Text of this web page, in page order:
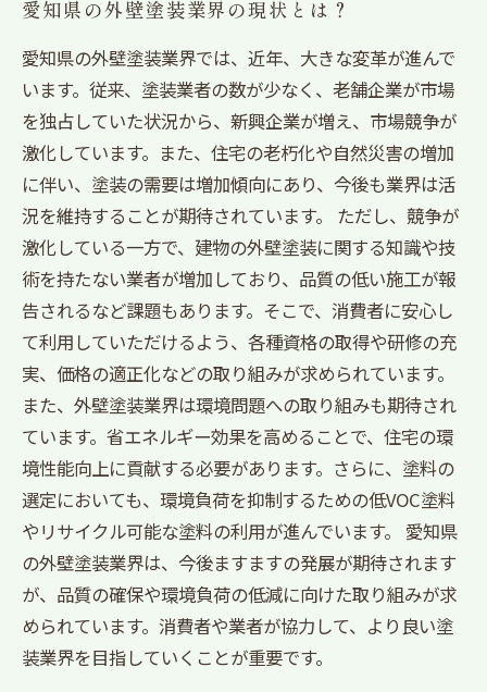
愛知県の外壁塗装業界の現状とは？
愛知県の外壁塗装業界では、近年、大きな変革が進んで
います。従来、塗装業者の数が少なく、老舗企業が市場
を独占していた状況から、新興企業が増え、市場競争が
激化しています。また、住宅の老朽化や自然災害の増加
に伴い、塗装の需要は増加傾向にあり、今後も業界は活
況を維持することが期待されています。 ただし、競争が
激化している一方で、建物の外壁塗装に関する知識や技
術を持たない業者が増加しており、品質の低い施工が報
告されるなど課題もあります。そこで、消費者に安心し
て利用していただけるよう、各種資格の取得や研修の充
実、価格の適正化などの取り組みが求められています。
また、外壁塗装業界は環境問題への取り組みも期待され
ています。省エネルギー効果を高めることで、住宅の環
境性能向上に貢献する必要があります。さらに、塗料の
選定においても、環境負荷を抑制するための低VOC塗料
やリサイクル可能な塗料の利用が進んでいます。 愛知県
の外壁塗装業界は、今後ますますの発展が期待されます
が、品質の確保や環境負荷の低減に向けた取り組みが求
められています。消費者や業者が協力して、より良い塗
装業界を目指していくことが重要です。